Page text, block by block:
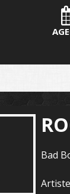
Bad